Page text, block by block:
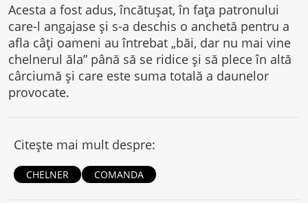
Acesta a fost adus, încătușat, în fața patronului
care-l angajase și s-a deschis o anchetă pentru a
afla câți oameni au întrebat „băi, dar nu mai vine
chelnerul ăla” până să se ridice și să plece în altă
cârciumă și care este suma totală a daunelor
provocate.
Citește mai mult despre:
CHELNER COMANDA